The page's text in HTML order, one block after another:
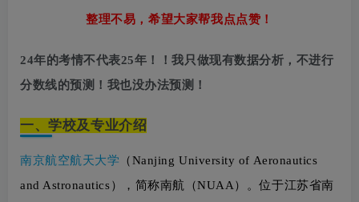
整理不易，希望大家帮我点点赞！
24年的考情不代表25年！ ！我只做现有数据分析，不进行
分数线的预测！我也没办法预测！
一、学校及专业介绍
南京航空航天大学 （Nanjing University of Aeronautics
and Astronautics），简称南航（NUAA）。位于江苏省南